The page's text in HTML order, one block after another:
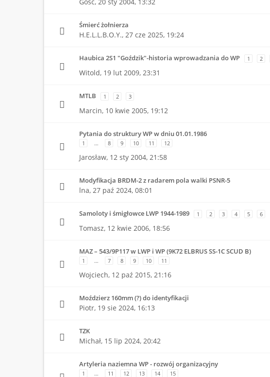
Śmierć żołnierza
H.E.L.L.B.O.Y., 27 cze 2025, 19:24
Haubica 2S1 "Goździk"-historia wprowadzania do WP 1 2
Witold, 19 lut 2009, 23:31
MTLB 1 2 3
Marcin, 10 kwie 2005, 19:12
Pytania do struktury WP w dniu 01.01.1986
1 … 8 9 10 11 12
Jarosław, 12 sty 2004, 21:58
Modyfikacja BRDM-2 z radarem pola walki PSNR-5
lna, 27 paź 2024, 08:01
Samoloty i śmigłowce LWP 1944-1989 1 2 3 4 5 6
Tomasz, 12 kwie 2006, 18:56
MAZ – 543/9P117 w LWP i WP (9K72 ELBRUS SS-1C SCUD B)
1 … 7 8 9 10 11
Wojciech, 12 paź 2015, 21:16
Moździerz 160mm (?) do identyfikacji
Piotr, 19 sie 2024, 16:13
TZK
Michał, 15 lip 2024, 20:42
Artyleria naziemna WP - rozwój organizacyjny
1 … 11 12 13 14 15